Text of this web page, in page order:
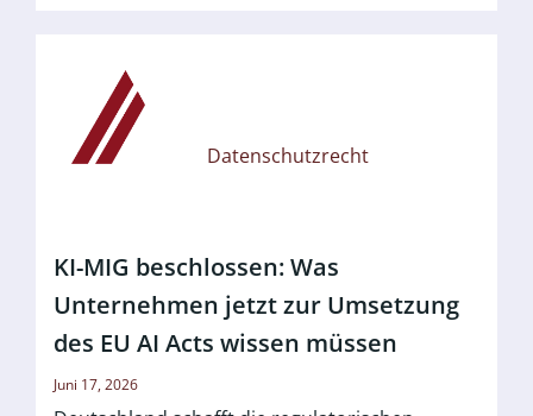
Datenschutzrecht
KI-MIG beschlossen: Was
Unternehmen jetzt zur Umsetzung
des EU AI Acts wissen müssen
Juni 17, 2026